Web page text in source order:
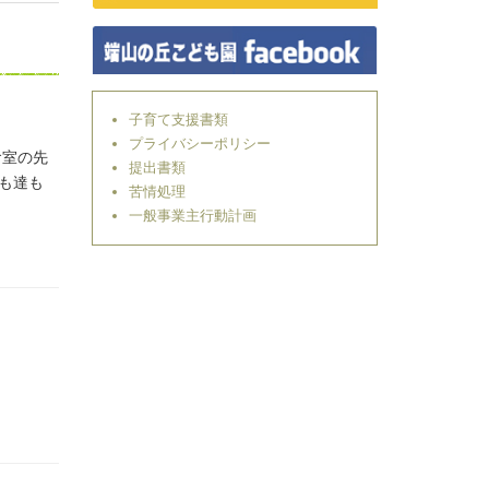
の先
達も
子育て支援書類
プライバシーポリシー
提出書類
苦情処理
一般事業主行動計画